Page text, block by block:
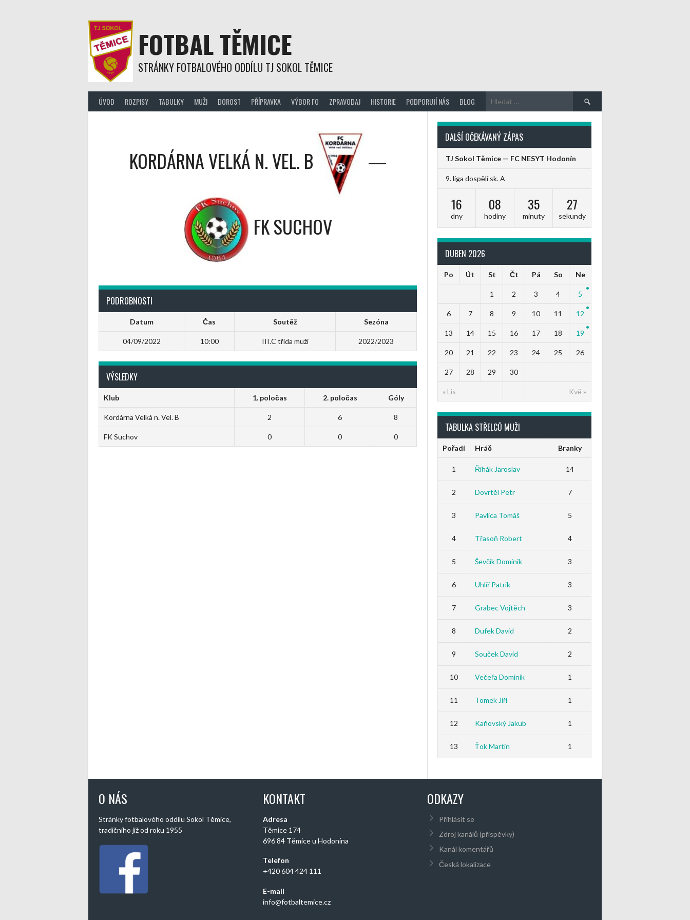
FOTBAL TĚMICE
STRÁNKY FOTBALOVÉHO ODDÍLU TJ SOKOL TĚMICE
ÚVOD ROZPISY TABULKY MUŽI DOROST PŘÍPRAVKA VÝBOR FO ZPRAVODAJ HISTORIE PODPORUJÍ NÁS BLOG Vyhledávání
KORDÁRNA VELKÁ N. VEL. B —
FK SUCHOV
PODROBNOSTI
Datum Čas Soutěž Sezóna
04/09/2022 10:00 III.C třída muži 2022/2023
VÝSLEDKY
Klub 1. poločas 2. poločas Góly
Kordárna Velká n. Vel. B 2 6 8
FK Suchov 0 0 0
DALŠÍ OČEKÁVANÝ ZÁPAS
TJ Sokol Těmice — FC NESYT Hodonín
9. liga dospělí sk. A
16
dny
08
hodiny
35
minuty
27
sekundy
DUBEN 2026
Po Út St Čt Pá So Ne
« Lis Kvě »
1 2 3 4 5
6 7 8 9 10 11 12
13 14 15 16 17 18 19
20 21 22 23 24 25 26
27 28 29 30
TABULKA STŘELCŮ MUŽI
Pořadí Hráč Branky
1 Řihák Jaroslav 14
2 Dovrtěl Petr 7
3 Pavlica Tomáš 5
4 Třasoň Robert 4
5 Ševčík Dominik 3
6 Uhlíř Patrik 3
7 Grabec Vojtěch 3
8 Dufek David 2
9 Souček David 2
10 Večeřa Dominik 1
11 Tomek Jiří 1
12 Kaňovský Jakub 1
13 Ťok Martin 1
O NÁS
Stránky fotbalového oddílu Sokol Těmice,
tradičního již od roku 1955
KONTAKT
Adresa
Těmice 174
696 84 Těmice u Hodonína
Telefon
+420 604 424 111
E-mail
info@fotbaltemice.cz
ODKAZY
Přihlásit se
Zdroj kanálů (příspěvky)
Kanál komentářů
Česká lokalizace